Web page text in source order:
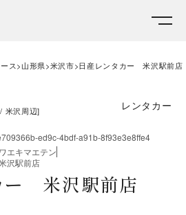
ス 山形県 米沢市 日産レンタカー 米沢駅前店
米沢周辺] レンタカー
ed9c-4bdf-a91b-8f93e3e8ffe4
エキマエテン
沢駅前店
ー 米沢駅前店